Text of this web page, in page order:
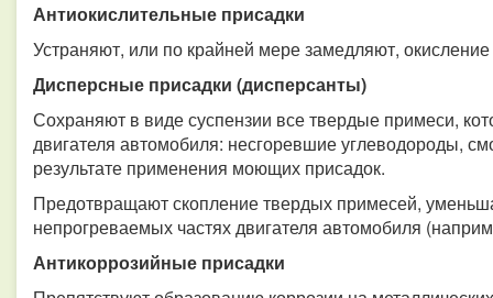
Антиокислительные присадки
Устраняют, или по крайней мере замедляют,
Дисперсные присадки (дисперсанты)
Сохраняют в виде суспензии все твердые примеси,
двигателя автомобиля: несгоревшие углеводороды,
результате применения моющих присадок.
Предотвращают скопление твердых примесей,
непрогреваемых частях двигателя автомобиля
Антикоррозийные присадки